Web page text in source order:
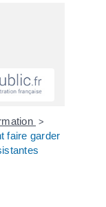
>
faire garder